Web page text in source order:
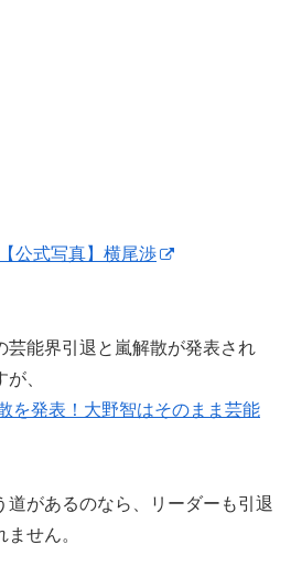
公式写真】横尾渉
芸能界引退と嵐解散が発表され
、
を発表！大野智はそのまま芸能
道があるのなら、リーダーも引退
せん。